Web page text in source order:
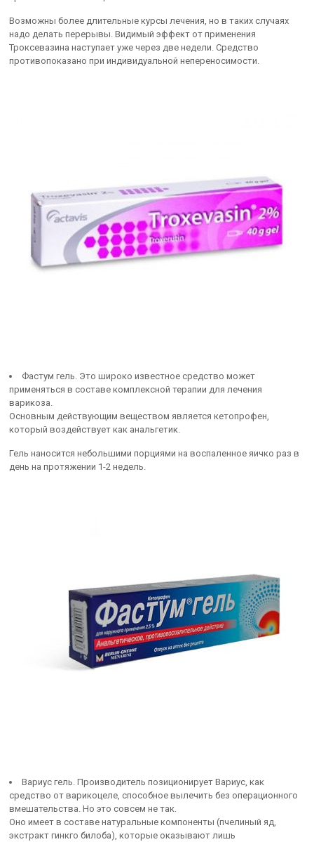
Возможны более длительные курсы лечения, но в таких случаях
надо делать перерывы. Видимый эффект от применения
Троксевазина наступает уже через две недели. Средство
противопоказано при индивидуальной непереносимости.
Фастум гель. Это широко известное средство может
применяться в составе комплексной терапии для лечения
варикоза.
Основным действующим веществом является кетопрофен,
который воздействует как анальгетик.
Гель наносится небольшими порциями на воспаленное яичко раз в
день на протяжении 1-2 недель.
Вариус гель. Производитель позиционирует Вариус, как
средство от варикоцеле, способное вылечить без операционного
вмешательства. Но это совсем не так.
Оно имеет в составе натуральные компоненты (пчелиный яд,
экстракт гинкго билоба), которые оказывают лишь